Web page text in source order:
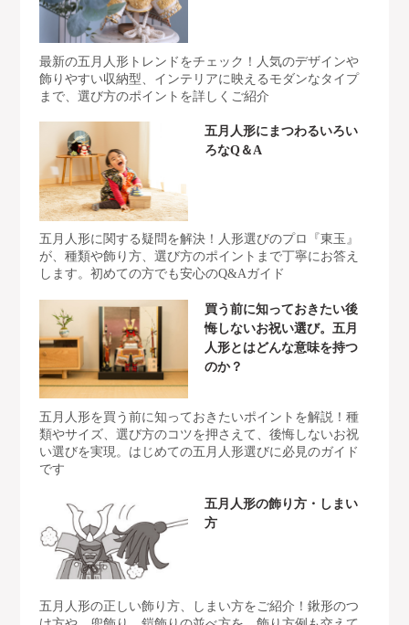
最新の五月人形トレンドをチェック！人気のデザインや
飾りやすい収納型、インテリアに映えるモダンなタイプ
まで、選び方のポイントを詳しくご紹介
五月人形にまつわるいろい
ろなQ＆A
五月人形に関する疑問を解決！人形選びのプロ『東玉』
が、種類や飾り方、選び方のポイントまで丁寧にお答え
します。初めての方でも安心のQ&Aガイド
買う前に知っておきたい後
悔しないお祝い選び。五月
人形とはどんな意味を持つ
のか？
五月人形を買う前に知っておきたいポイントを解説！種
類やサイズ、選び方のコツを押さえて、後悔しないお祝
い選びを実現。はじめての五月人形選びに必見のガイド
です
五月人形の飾り方・しまい
方
五月人形の正しい飾り方、しまい方をご紹介！鍬形のつ